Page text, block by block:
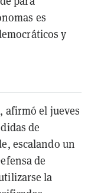
es
y
afirmó el jueves
de
escalando un
de
la